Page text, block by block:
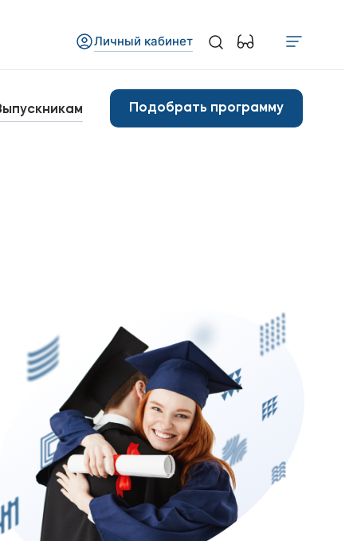
Личный кабинет
Подобрать программу
Подобрать программу